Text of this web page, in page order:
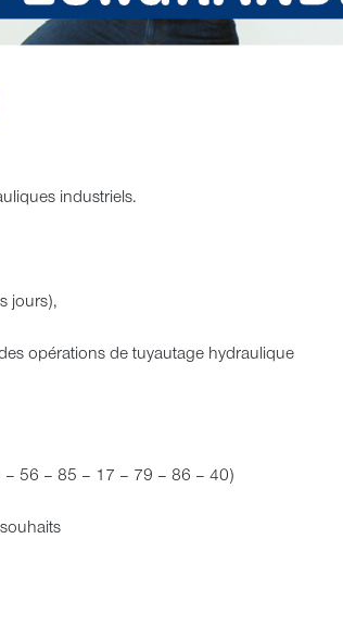
industriels.
jours),
opérations de tuyautage hydraulique
– 56 – 85 – 17 – 79 – 86 – 40)